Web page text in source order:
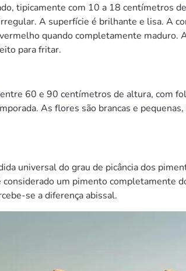
tipicamente com 10 a 18 centímetros
A superfície é brilhante e lisa. A
quando completamente
para fritar.
60 e 90 centímetros de altura, com
As flores são brancas e
universal do grau de picância dos
considerado um pimento completamente
se a diferença abissal.